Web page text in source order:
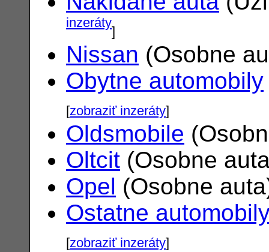
inzeráty]
Nissan (Osobne
Obytne automobily
[zobraziť inzeráty]
Oldsmobile
Oltcit (Osobne
Opel (Osobne
Ostatne
[zobraziť inzeráty]